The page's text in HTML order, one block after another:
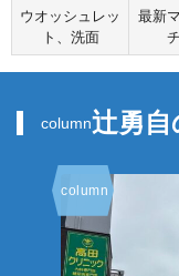
ウオッシュレッ
ト、洗面
最新
column辻勇自
column